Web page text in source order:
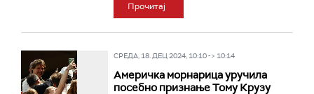
Прочитај
СРЕДА, 18. ДЕЦ 2024, 10:10 -> 10:14
Америчка морнарица уручила
посебно признање Тому Крузу